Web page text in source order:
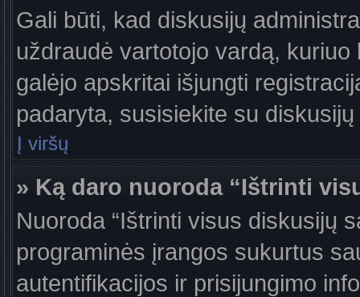
Gali būti, kad diskusijų
uždraudė vartotojo vardą,
galėjo apskritai išjungti
padaryta, susisiekite su
Į viršų
» Ką daro nuoroda “Ištrinti
Nuoroda “Ištrinti visus diskusijų
programinės įrangos sukurtus
autentifikacijos ir prisijungimo